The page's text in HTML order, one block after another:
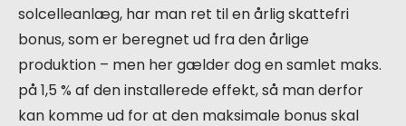
solcelleanlæg, har man ret til en årlig skattefri
bonus, som er beregnet ud fra den årlige
produktion – men her gælder dog en samlet maks.
på 1,5 % af den installerede effekt, så man derfor
kan komme ud for at den maksimale bonus skal